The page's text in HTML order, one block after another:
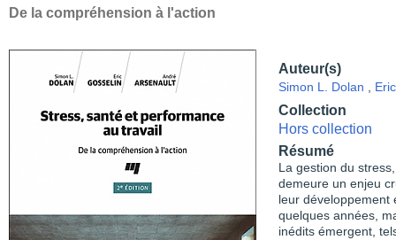
De la compréhension à l'action
Auteur(s)
Simon L. Dolan
Collection
Hors collection
Résumé
La gestion du
demeure un enjeu
leur
quelques années,
inédits émergent,